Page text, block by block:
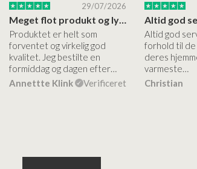
29/07/2026
Meget flot produkt og lynhurtigt levering
Produktet er helt som
forventet og virkelig god
kvalitet. Jeg bestilte en
formiddag og dagen efter…
Annettte Klink
Verificeret
Altid god
forhold til de
deres
varmeste…
Christian